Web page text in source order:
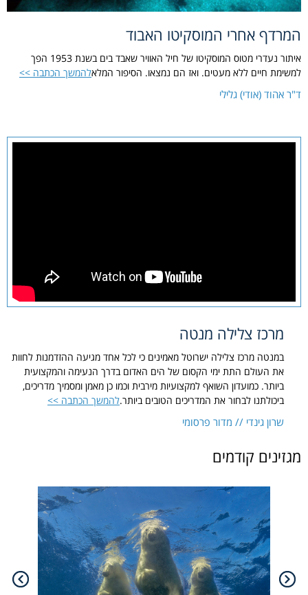
המרדף אחרי המוסקיטו האבוד
איתור נעדרי מטוס המוסקיטו של חיל האוויר שאבד בים בשנת 1953 הפך
למשימת חיים ללא מעטים. ואז הם נמצאו. הסיפור המלאלהמשך הכתבה >>
ד"ר אהוד (אודי) גלילי
מרכז צלילה מנטה
במנטה מרכז צלילה ישרוטל מאמינים כי לכל אחד מגיעה ההזדמנות לחוות
את העולם התת ימי הקסום של הים האדום בדרך הנעימה והמקצועית
ביותר. כמועדון השואף למקצועיות מירבית וכמו כן מאמן ומסמיך מדריכים,
ביכולתנו לבחור את המדריכים הטובים ביותר.להמשך הכתבה >>
שרון גינדי // מדור פרסומי
מגזינים קודמים